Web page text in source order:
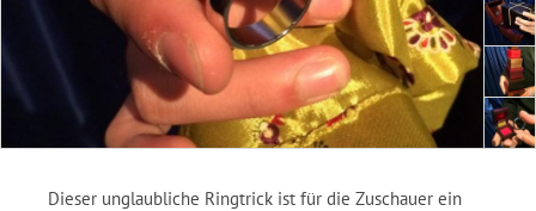
Dieser unglaubliche Ringtrick ist für die Zuschauer ein